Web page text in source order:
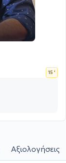
15 '
Αξιολογήσεις